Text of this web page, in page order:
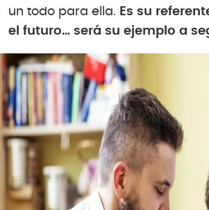
un todo para ella. Es su
el futuro… será su ejemplo a